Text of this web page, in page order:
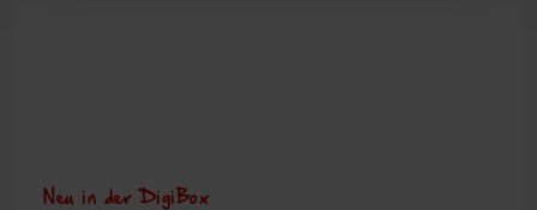
Neu in der DigiBox